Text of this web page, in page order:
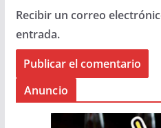
Recibir un correo
entrada.
Anuncio